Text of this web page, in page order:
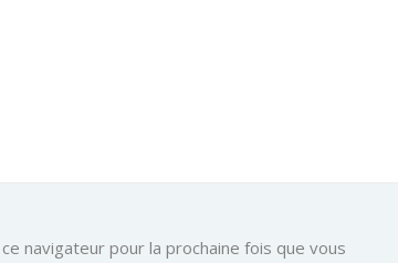
navigateur pour la prochaine fois que vous